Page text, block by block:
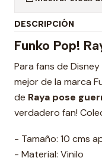
DESCRIPCIÓN
Funko Pop!
Para fans de Disney
mejor de la marca
de Raya pose
verdadero fan!
- Tamaño: 10 cms
- Material: Vinilo